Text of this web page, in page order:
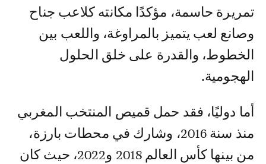
تمريرة حاسمة، مؤكدًا مكانته كلاعب جناح
وصانع لعب يتميز بالمراوغة، واللعب بين
الخطوط، والقدرة على خلق الحلول
الهجومية.
أما دوليًا، فقد حمل قميص المنتخب المغربي
منذ سنة 2016، وشارك في محطات بارزة،
من بينها كأس العالم 2018 و2022، حيث كان